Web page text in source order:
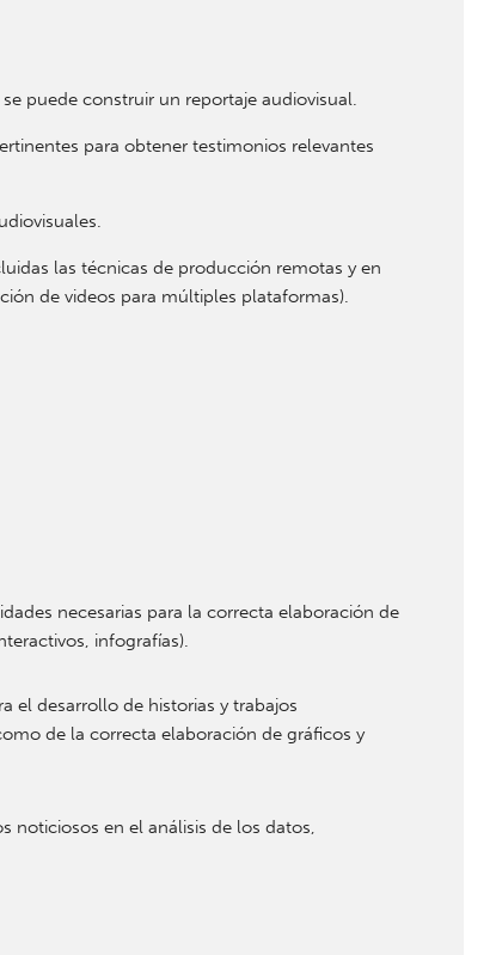
puede construir un reportaje audiovisual.
para obtener testimonios relevantes
las técnicas de producción remotas y en
de videos para múltiples plataformas).
necesarias para la correcta elaboración de
infografías).
el desarrollo de historias y trabajos
de la correcta elaboración de gráficos y
noticiosos en el análisis de los datos,